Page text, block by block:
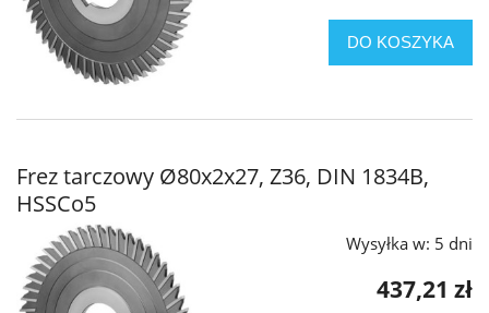
DO KOSZYKA
Frez tarczowy Ø80x2x27, Z36, DIN 1834B,
HSSCo5
Wysyłka w: 5 dni
437,21 zł